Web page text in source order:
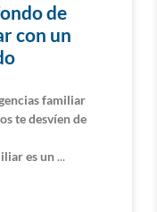
de
con un
familiar
te desvíen de
es un